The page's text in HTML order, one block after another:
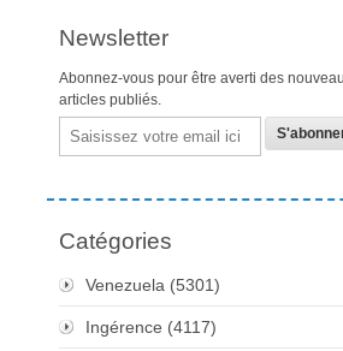
Newsletter
Abonnez-vous pour être averti des
articles publiés.
Email
Catégories
Venezuela (5301)
Ingérence (4117)